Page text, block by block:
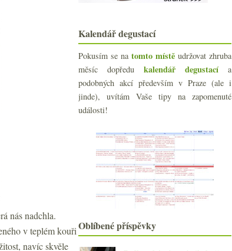
nás nadchla.
v teplém kouři
navíc skvěle
V Bordeaux se vůbec nic nezměnilo
Výsledky ankety „Vinné publikace?
Vrážím peníze do...
Holánek a výběrové Rulandské
modré 2005
Projekt RAR 2002
Nepoužitelná degustace vinařství
1999
Prague Food Festival za minimální
rozpočet
Prague Food Festival podruhé a lépe
Pozdravujte pana Charváta!
Degustace portského Real
Companhia Velha
Co bude umět korek pro velká vína?
Letně bubláme s Champagne
Kalendář degustací
Pokusím se na tomto místě udržovat zhruba
měsíc dopředu kalendář degustacía
podobných akcí především v Praze (ale i
jinde), uvítám Vaše tipy na zapomenuté
události!
Oblíbené příspěvky